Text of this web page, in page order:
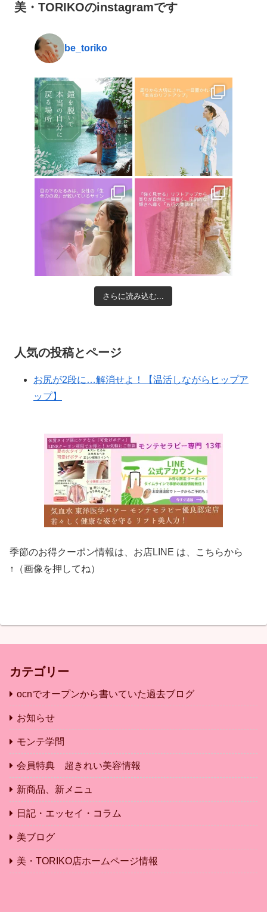
美・TORIKOのinstagramです
be_toriko
さらに読み込む...
人気の投稿とページ
お尻が2段に…解消せよ！【温活しながらヒップア
ップ】
季節のお得クーポン情報は、お店LINE は、こちらから
↑（画像を押してね）
カテゴリー
ocnでオープンから書いていた過去ブログ
お知らせ
モンテ学問
会員特典 超きれい美容情報
新商品、新メニュ
日記・エッセイ・コラム
美ブログ
美・TORIKO店ホームページ情報